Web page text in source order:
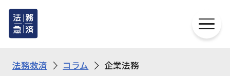
法務救済 コラム 企業法務